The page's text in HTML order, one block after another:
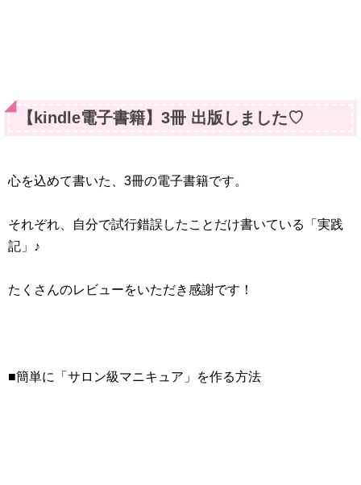
【kindle電子書籍】3冊 出版しました♡
心を込めて書いた、3冊の電子書籍です。
それぞれ、自分で試行錯誤したことだけ書いている「実践
記」♪
たくさんのレビューをいただき感謝です！
■簡単に「サロン級マニキュア」を作る方法